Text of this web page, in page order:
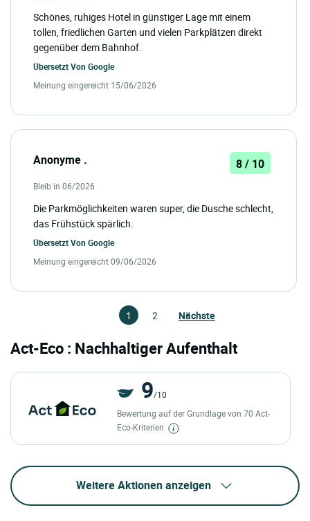
Schönes, ruhiges Hotel in günstiger Lage mit einem
tollen, friedlichen Garten und vielen Parkplätzen direkt
gegenüber dem Bahnhof.
Übersetzt Von Google
Meinung eingereicht 15/06/2026
Anonyme . 8 / 10
Bleib in 06/2026
Die Parkmöglichkeiten waren super, die Dusche schlecht,
das Frühstück spärlich.
Übersetzt Von Google
Meinung eingereicht 09/06/2026
1 2 Nächste
Act-Eco : Nachhaltiger Aufenthalt
9/10
Bewertung auf der Grundlage von 70 Act-
Eco-Kriterien
Weitere Aktionen anzeigen